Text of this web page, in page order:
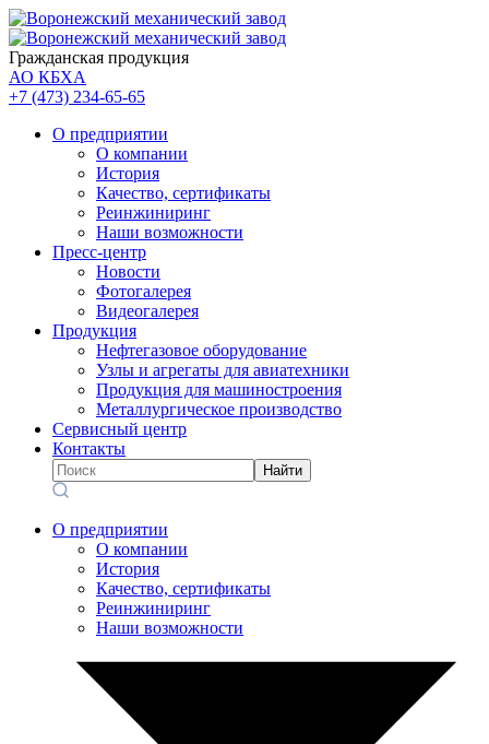
Гражданская продукция
АО КБХА
+7 (473) 234-65-65
О предприятии
О компании
История
Качество, сертификаты
Реинжиниринг
Наши возможности
Пресс-центр
Новости
Фотогалерея
Видеогалерея
Продукция
Нефтегазовое оборудование
Узлы и агрегаты для авиатехники
Продукция для машиностроения
Металлургическое производство
Сервисный центр
Контакты
Найти
О предприятии
О компании
История
Качество, сертификаты
Реинжиниринг
Наши возможности